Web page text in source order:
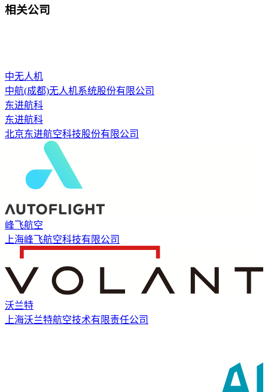
相关公司
中无人机
中航(成都)无人机系统股份有限公司
东进航科
东进航科
北京东进航空科技股份有限公司
峰飞航空
上海峰飞航空科技有限公司
沃兰特
上海沃兰特航空技术有限责任公司